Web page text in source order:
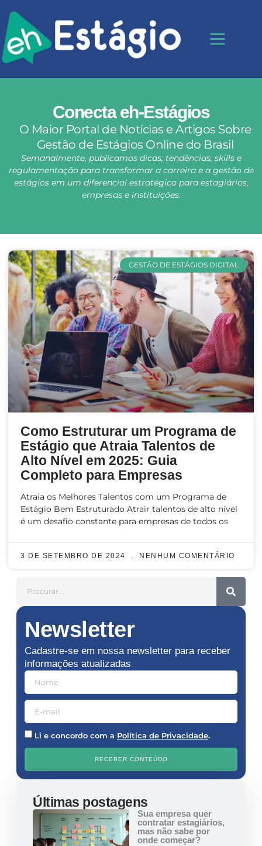
Conecta eh-Estágios
O Maior Portal de Notícias e Artigos Sobre
Gestão de Estágios Online do Brasil
Semanalmente, publicamos dicas, tendências, skills e
regulamentação para transformar a carreira e a gestão de
estágios em um diferencial estratégico para estagiários,
empresas e instituições.
GESTÃO DE ESTÁGIOS DIGITAL
Como Estruturar um Programa de
Estágio que Atraia Talentos de
Alto Nível em 2025: Guia
Completo para Empresas
Atraia os Melhores Talentos com um Programa de
Estágio Bem Estruturado Atrair talentos de alto nível
é um desafio constante para empresas de todos os
3 DE SETEMBRO DE 2024 NENHUM COMENTÁRIO
Newsletter
Cadastre-se em nossa newsletter para receber
informações atualizadas
Li e concordo com a Política de Privacidade.
RECEBER CONTEÚDO
Últimas postagens
Sua empresa quer
contratar estagiários,
mas não sabe por
onde começar?